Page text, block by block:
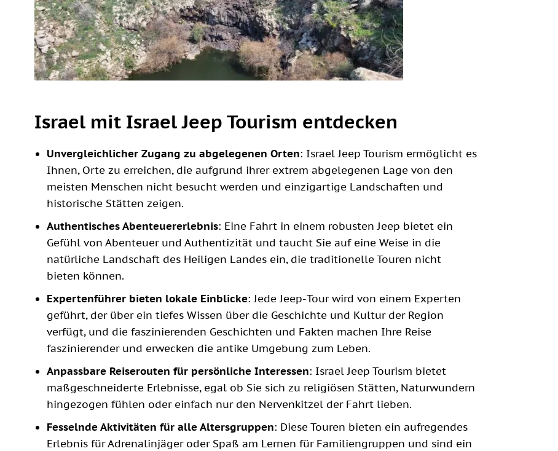
Israel mit Israel Jeep Tourism entdecken
Unvergleichlicher Zugang zu abgelegenen Orten: Israel Jeep Tourism ermöglicht es
Ihnen, Orte zu erreichen, die aufgrund ihrer extrem abgelegenen Lage von den
meisten Menschen nicht besucht werden und einzigartige Landschaften und
historische Stätten zeigen.
Authentisches Abenteuererlebnis: Eine Fahrt in einem robusten Jeep bietet ein
Gefühl von Abenteuer und Authentizität und taucht Sie auf eine Weise in die
natürliche Landschaft des Heiligen Landes ein, die traditionelle Touren nicht
bieten können.
Expertenführer bieten lokale Einblicke: Jede Jeep-Tour wird von einem Experten
geführt, der über ein tiefes Wissen über die Geschichte und Kultur der Region
verfügt, und die faszinierenden Geschichten und Fakten machen Ihre Reise
faszinierender und erwecken die antike Umgebung zum Leben.
Anpassbare Reiserouten für persönliche Interessen: Israel Jeep Tourism bietet
maßgeschneiderte Erlebnisse, egal ob Sie sich zu religiösen Stätten, Naturwundern
hingezogen fühlen oder einfach nur den Nervenkitzel der Fahrt lieben.
Fesselnde Aktivitäten für alle Altersgruppen: Diese Touren bieten ein aufregendes
Erlebnis für Adrenalinjäger oder Spaß am Lernen für Familiengruppen und sind ein